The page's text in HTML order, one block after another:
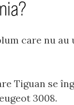
care nu au
Tiguan se
3008.